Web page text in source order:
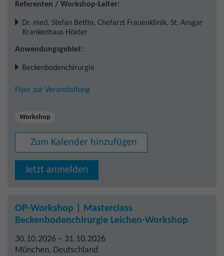
Referenten / Workshop-Leiter:
Dr. med. Stefan Bettin, Chefarzt Frauenklinik, St. Ansgar
Krankenhaus Höxter
Anwendungsgebiet:
Beckenbodenchirurgie
Flyer zur Veranstaltung
Workshop
Zum Kalender hinzufügen
Jetzt anmelden
OP-Workshop | Masterclass
Beckenbodenchirurgie Leichen-Workshop
30.10.2026 – 31.10.2026
München, Deutschland